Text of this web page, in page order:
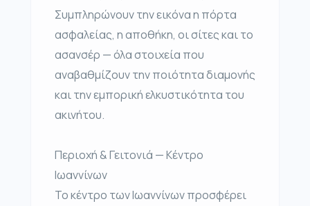
Συμπληρώνουν την εικόνα η πόρτα
ασφαλείας, η αποθήκη, οι σίτες και το
ασανσέρ — όλα στοιχεία που
αναβαθμίζουν την ποιότητα διαμονής
και την εμπορική ελκυστικότητα του
ακινήτου.
Περιοχή & Γειτονιά — Κέντρο
Ιωαννίνων
Το κέντρο των Ιωαννίνων προσφέρει